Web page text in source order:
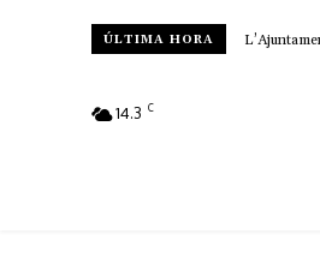
ÚLTIMA HORA Amposta
14.3 C